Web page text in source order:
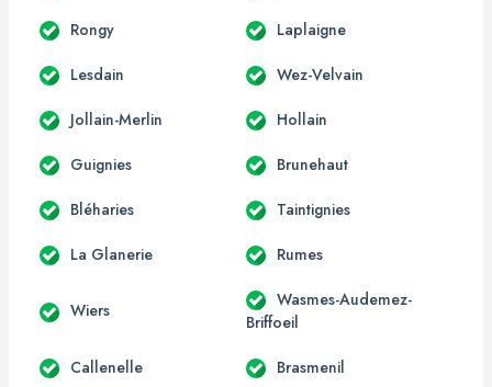
Rongy Laplaigne
Lesdain Wez-Velvain
Jollain-Merlin Hollain
Guignies Brunehaut
Bléharies Taintignies
La Glanerie Rumes
Wiers
Wasmes-Audemez-
Briffoeil
Callenelle Brasmenil